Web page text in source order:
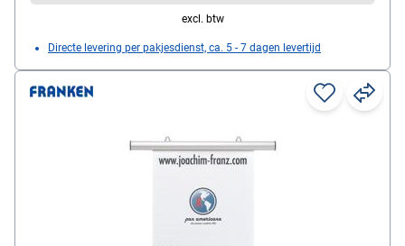
excl. btw
Directe levering per pakjesdienst, ca. 5 - 7 dagen levertijd